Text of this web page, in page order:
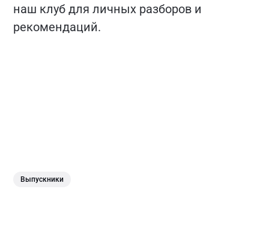
наш клуб для личных разборов и
рекомендаций.
Выпускники